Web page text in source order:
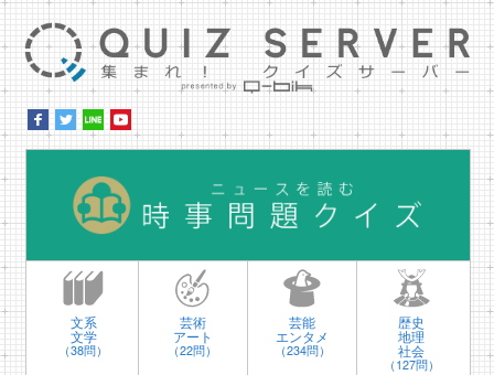
文系
文学
（38問）
芸術
アート
（22問）
芸能
エンタメ
（234問）
歴史
地理
社会
（127問）